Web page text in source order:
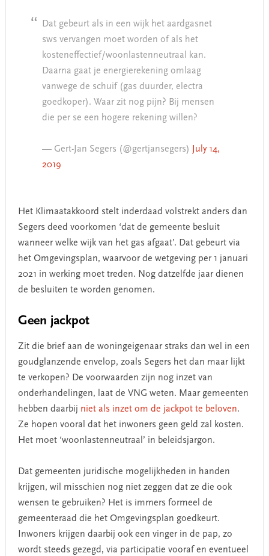
Dat gebeurt als in een wijk het aardgasnet
sws vervangen moet worden of als het
kosteneffectief/woonlastenneutraal kan.
Daarna gaat je energierekening omlaag
vanwege de schuif (gas duurder, electra
goedkoper). Waar zit nog pijn? Bij mensen
die per se een hogere rekening willen?
— Gert-Jan Segers (@gertjansegers)
July 14,
2019
Het Klimaatakkoord stelt inderdaad volstrekt anders dan
Segers deed voorkomen ‘dat de gemeente besluit
wanneer welke wijk van het gas afgaat’. Dat gebeurt via
het Omgevingsplan, waarvoor de wetgeving per 1 januari
2021 in werking moet treden. Nog datzelfde jaar dienen
de besluiten te worden genomen.
Geen jackpot
Zit die brief aan de woningeigenaar straks dan wel in een
goudglanzende envelop, zoals Segers het dan maar lijkt
te verkopen? De voorwaarden zijn nog inzet van
onderhandelingen, laat de VNG weten. Maar gemeenten
hebben daarbij niet als inzet om de jackpot te beloven.
Ze hopen vooral dat het inwoners geen geld zal kosten.
Het moet ‘woonlastenneutraal’ in beleidsjargon.
Dat gemeenten juridische mogelijkheden in handen
krijgen, wil misschien nog niet zeggen dat ze die ook
wensen te gebruiken? Het is immers formeel de
gemeenteraad die het Omgevingsplan goedkeurt.
Inwoners krijgen daarbij ook een vinger in de pap, zo
wordt steeds gezegd, via participatie vooraf en eventueel